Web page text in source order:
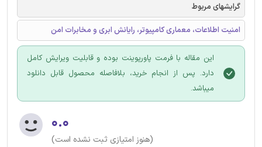
گرایشهای مربوط
امنیت اطلاعات، معماری کامپیوتر، رایانش ابری و مخابرات امن
این مقاله با فرمت پاورپوینت بوده و قابلیت ویرایش کامل
دارد. پس از انجام خرید، بلافاصله محصول قابل دانلود
میباشد.
۰.۰
(هنوز امتیازی ثبت نشده است)